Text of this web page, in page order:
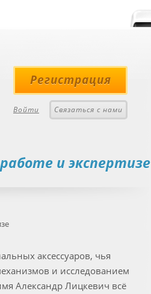
Регистрация
Войти Связаться с нами
и экспертизе
аксессуаров, чья
и исследованием
Александр Лицкевич всё